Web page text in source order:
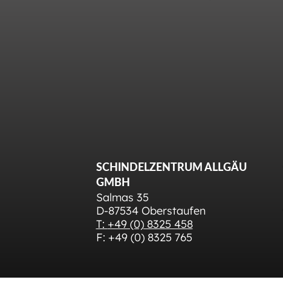
SCHINDELZENTRUM ALLGÄU
GMBH
Salmas 35
D-87534 Oberstaufen
T: +49 (0) 8325 458
F: +49 (0) 8325 765